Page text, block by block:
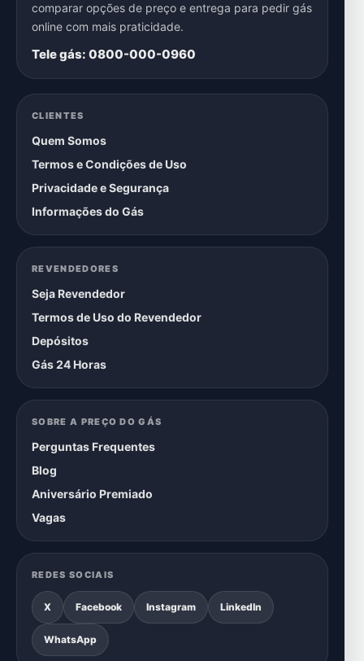
comparar opções de preço e entrega para pedir gás
online com mais praticidade.
Tele gás: 0800-000-0960
CLIENTES
Quem Somos
Termos e Condições de Uso
Privacidade e Segurança
Informações do Gás
REVENDEDORES
Seja Revendedor
Termos de Uso do Revendedor
Depósitos
Gás 24 Horas
SOBRE A PREÇO DO GÁS
Perguntas Frequentes
Blog
Aniversário Premiado
Vagas
REDES SOCIAIS
X Facebook Instagram LinkedIn
WhatsApp